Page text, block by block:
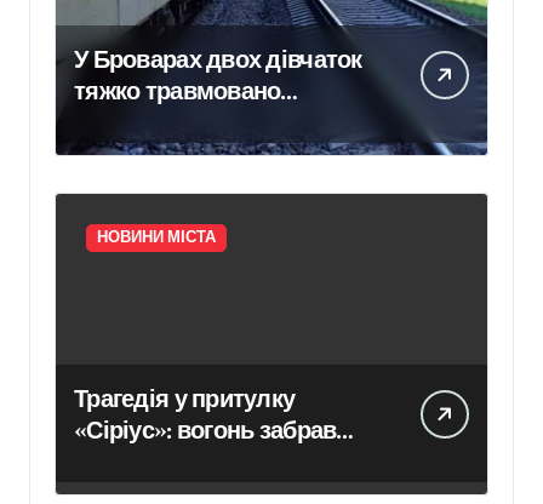
У Броварах двох дівчаток
тяжко травмовано
НОВИНИ МІСТА
Трагедія у притулку
«Сіріус»: вогонь забрав